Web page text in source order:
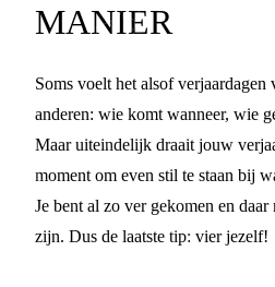
MANIER
Soms voelt het alsof verjaardagen
anderen: wie komt wanneer, wie
Maar uiteindelijk draait jouw
moment om even stil te staan bij
Je bent al zo ver gekomen en
zijn. Dus de laatste tip: vier jezelf!